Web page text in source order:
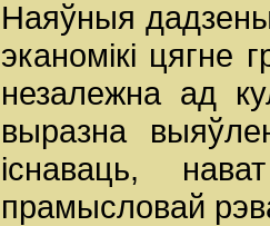
Наяўныя
эканомікі цягне
незалежна ад
выразна
існаваць,
прамысловай